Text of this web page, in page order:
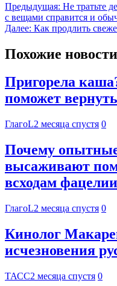
Предыдущая: Не тратьте
с вещами справится и
Далее: Как продлить
Похожие новости
Пригорела
поможет
ГлагоL2 месяца спустя 0
Почему
высаживают
всходам фацелии
ГлагоL2 месяца спустя 0
Кинолог
исчезновения
ТАСС2 месяца спустя 0